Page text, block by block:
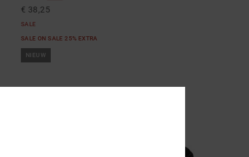
€ 38,25
SALE
SALE ON SALE 25% EXTRA
NIEUW